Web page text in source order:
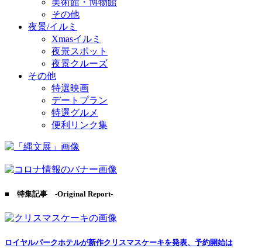
その他
夜景/イルミ
Xmasイルミ
夜景スポット
夜景クルーズ
その他
特選映画
デートプラン
特選グルメ
便利リンク集
■ 特集記事 -Original Report-
ロイヤルパークホテルが新作クリスマスケーキを発表、予約開始は